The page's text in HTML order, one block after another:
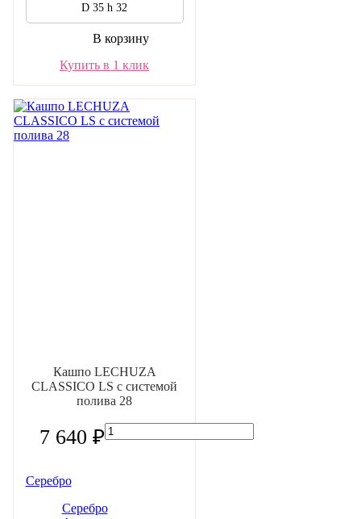
D 35 h 32
В корзину
Купить в 1 клик
Кашпо LECHUZA
CLASSICO LS с системой
полива 28
7 640 ₽
Серебро
Серебро